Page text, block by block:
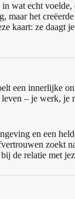
wat echt voelde,
maar het
kaart: ze daagt
een innerlijke
– je werk, je
en een
zoekt
de relatie met